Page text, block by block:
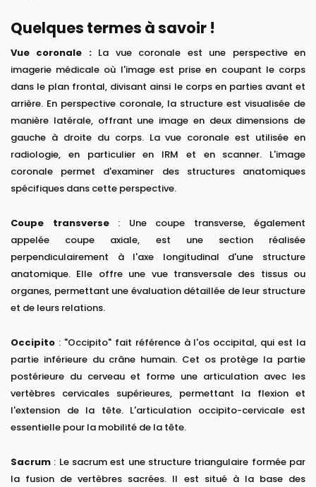
Quelques termes à savoir !
Vue coronale : La vue coronale est une perspective en
imagerie médicale où l'image est prise en coupant le corps
dans le plan frontal, divisant ainsi le corps en parties avant et
arrière. En perspective coronale, la structure est visualisée de
manière latérale, offrant une image en deux dimensions de
gauche à droite du corps. La vue coronale est utilisée en
radiologie, en particulier en IRM et en scanner. L'image
coronale permet d'examiner des structures anatomiques
spécifiques dans cette perspective.
Coupe transverse: Une coupe transverse, également
appelée coupe axiale, est une section réalisée
perpendiculairement à l'axe longitudinal d'une structure
anatomique. Elle offre une vue transversale des tissus ou
organes, permettant une évaluation détaillée de leur structure
et de leurs relations.
Occipito : "Occipito" fait référence à l'os occipital, qui est la
partie inférieure du crâne humain. Cet os protège la partie
postérieure du cerveau et forme une articulation avec les
vertèbres cervicales supérieures, permettant la flexion et
l'extension de la tête. L'articulation occipito-cervicale est
essentielle pour la mobilité de la tête.
Sacrum : Le sacrum est une structure triangulaire formée par
la fusion de vertèbres sacrées. Il est situé à la base des